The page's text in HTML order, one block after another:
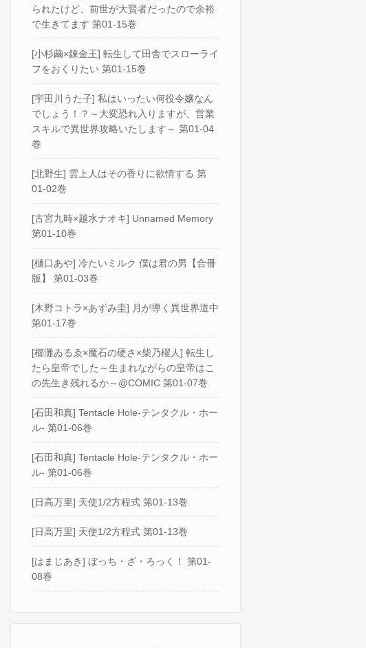
られたけど、前世が大賢者だったので余裕
で生きてます 第01-15巻
[小杉繭×錬金王] 転生して田舎でスローライ
フをおくりたい 第01-15巻
[宇田川うた子] 私はいったい何役令嬢なん
でしょう！？～大変恐れ入りますが、営業
スキルで異世界攻略いたします～ 第01-04
巻
[北野生] 雲上人はその香りに欲情する 第
01-02巻
[古宮九時×越水ナオキ] Unnamed Memory
第01-10巻
[樋口あや] 冷たいミルク 僕は君の男【合冊
版】 第01-03巻
[木野コトラ×あずみ圭] 月が導く異世界道中
第01-17巻
[櫛灘ゐるゑ×魔石の硬さ×柴乃櫂人] 転生し
たら皇帝でした～生まれながらの皇帝はこ
の先生き残れるか～@COMIC 第01-07巻
[石田和真] Tentacle Hole-テンタクル・ホー
ル- 第01-06巻
[石田和真] Tentacle Hole-テンタクル・ホー
ル- 第01-06巻
[日高万里] 天使1/2方程式 第01-13巻
[日高万里] 天使1/2方程式 第01-13巻
[はまじあき] ぼっち・ざ・ろっく！ 第01-
08巻